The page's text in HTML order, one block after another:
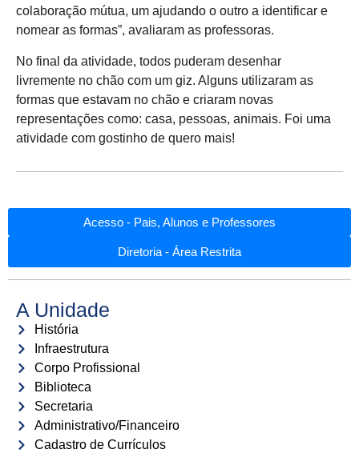
colaboração mútua, um ajudando o outro a identificar e
nomear as formas”, avaliaram as professoras.
No final da atividade, todos puderam desenhar
livremente no chão com um giz. Alguns utilizaram as
formas que estavam no chão e criaram novas
representações como: casa, pessoas, animais. Foi uma
atividade com gostinho de quero mais!
Acesso - Pais, Alunos e Professores
Diretoria - Área Restrita
A Unidade
História
Infraestrutura
Corpo Profissional
Biblioteca
Secretaria
Administrativo/Financeiro
Cadastro de Currículos